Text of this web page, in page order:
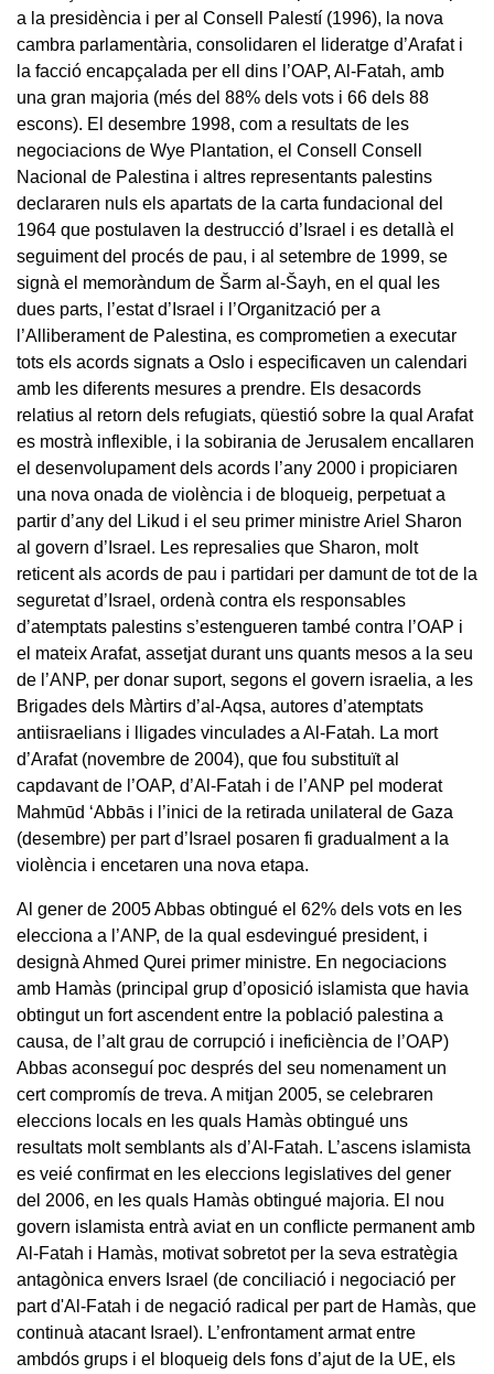
a la presidència i per al Consell Palestí (1996), la nova
cambra parlamentària, consolidaren el lideratge d’Arafat i
la facció encapçalada per ell dins l’OAP, Al-Fatah, amb
una gran majoria (més del 88% dels vots i 66 dels 88
escons). El desembre 1998, com a resultats de les
negociacions de Wye Plantation, el Consell Consell
Nacional de Palestina i altres representants palestins
declararen nuls els apartats de la carta fundacional del
1964 que postulaven la destrucció d’Israel i es detallà el
seguiment del procés de pau, i al setembre de 1999, se
signà el memoràndum de Šarm al-Šayh, en el qual les
dues parts, l’estat d’Israel i l’Organització per a
l’Alliberament de Palestina, es comprometien a executar
tots els acords signats a Oslo i especificaven un calendari
amb les diferents mesures a prendre. Els desacords
relatius al retorn dels refugiats, qüestió sobre la qual Arafat
es mostrà inflexible, i la sobirania de Jerusalem encallaren
el desenvolupament dels acords l’any 2000 i propiciaren
una nova onada de violència i de bloqueig, perpetuat a
partir d’any del Likud i el seu primer ministre Ariel Sharon
al govern d’Israel. Les represalies que Sharon, molt
reticent als acords de pau i partidari per damunt de tot de la
seguretat d’Israel, ordenà contra els responsables
d’atemptats palestins s’estengueren també contra l’OAP i
el mateix Arafat, assetjat durant uns quants mesos a la seu
de l’ANP, per donar suport, segons el govern israelia, a les
Brigades dels Màrtirs d’al-Aqsa, autores d’atemptats
antiisraelians i lligades vinculades a Al-Fatah. La mort
d’Arafat (novembre de 2004), que fou substituït al
capdavant de l’OAP, d’Al-Fatah i de l’ANP pel moderat
Mahmūd ‘Abbās i l’inici de la retirada unilateral de Gaza
(desembre) per part d’Israel posaren fi gradualment a la
violència i encetaren una nova etapa.
Al gener de 2005 Abbas obtingué el 62% dels vots en les
elecciona a l’ANP, de la qual esdevingué president, i
designà Ahmed Qurei primer ministre. En negociacions
amb Hamàs (principal grup d’oposició islamista que havia
obtingut un fort ascendent entre la població palestina a
causa, de l’alt grau de corrupció i ineficiència de l’OAP)
Abbas aconseguí poc després del seu nomenament un
cert compromís de treva. A mitjan 2005, se celebraren
eleccions locals en les quals Hamàs obtingué uns
resultats molt semblants als d’Al-Fatah. L’ascens islamista
es veié confirmat en les eleccions legislatives del gener
del 2006, en les quals Hamàs obtingué majoria. El nou
govern islamista entrà aviat en un conflicte permanent amb
Al-Fatah i Hamàs, motivat sobretot per la seva estratègia
antagònica envers Israel (de conciliació i negociació per
part d'Al-Fatah i de negació radical per part de Hamàs, que
continuà atacant Israel). L’enfrontament armat entre
ambdós grups i el bloqueig dels fons d’ajut de la UE, els